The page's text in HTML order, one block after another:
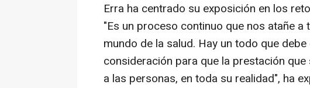
Erra ha centrado su exposición en los
"Es un proceso continuo que nos atañe
mundo de la salud. Hay un todo que
consideración para que la prestación
a las personas, en toda su realidad", ha